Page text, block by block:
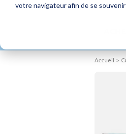
votre navigateur afin de se
Accueil